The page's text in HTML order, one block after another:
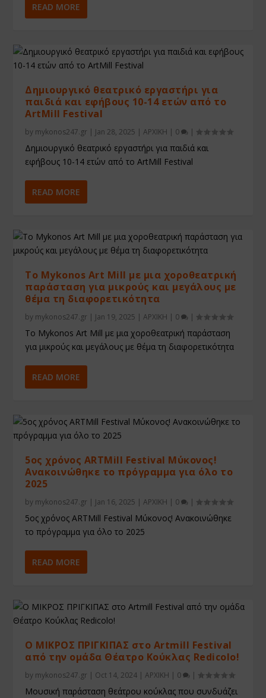
READ MORE
Δημιουργικό θεατρικό εργαστήρι για
παιδιά και εφήβους 10-14 ετών από το
ArtMill Festival
by mykonos247.gr | Jan 28, 2025 |ΑΡΧΙΚΗ | 0 |
Δημιουργικό θεατρικό εργαστήρι για παιδιά και
εφήβους 10-14 ετών από το ArtMill Festival
READ MORE
To Mykonos Art Mill με μια χοροθεατρική
παράσταση για μικρούς και μεγάλους με
θέμα τη διαφορετικότητα
by mykonos247.gr | Jan 19, 2025 |ΑΡΧΙΚΗ | 0 |
To Mykonos Art Mill με μια χοροθεατρική παράσταση
για μικρούς και μεγάλους με θέμα τη διαφορετικότητα
READ MORE
5ος χρόνος ARTMill Festival Μύκονος!
Ανακοινώθηκε το πρόγραμμα για όλο το
2025
by mykonos247.gr | Jan 16, 2025 |ΑΡΧΙΚΗ | 0 |
5ος χρόνος ARTMill Festival Μύκονος! Ανακοινώθηκε
το πρόγραμμα για όλο το 2025
READ MORE
Ο ΜΙΚΡΟΣ ΠΡΙΓΚΙΠΑΣ στο Artmill Festival
από την ομάδα Θέατρο Κούκλας Redicolo!
by mykonos247.gr | Oct 14, 2024 |ΑΡΧΙΚΗ | 0 |
Μουσική παράσταση θεάτρου κούκλας που συνδυάζει